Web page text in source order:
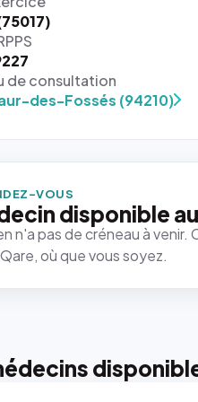
de consultation
des-Fossés (94210)
VOUS
disponible
n'a pas de créneau à
où que vous soyez.